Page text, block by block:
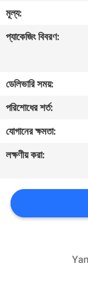
নিয়ন্ত্রণ
আমাদের
সাথে
যোগাযোগ
করুন
খবর
SHOPPING
মূল্য:
প্যাকেজিং বিবরণ:
ডেলিভারি সময়:
পরিশোধের শর্ত:
যোগানের ক্ষমতা:
লক্ষণীয় করা: